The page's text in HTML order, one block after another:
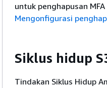
untuk penghapusan
Mengonfigurasi
Siklus hidup
Tindakan Siklus Hidup